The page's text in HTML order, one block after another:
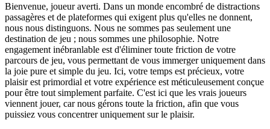
Bienvenue, joueur averti. Dans un monde encombré de distractions
passagères et de plateformes qui exigent plus qu'elles ne donnent,
nous nous distinguons. Nous ne sommes pas seulement une
destination de jeu ; nous sommes une philosophie. Notre
engagement inébranlable est d'éliminer toute friction de votre
parcours de jeu, vous permettant de vous immerger uniquement dans
la joie pure et simple du jeu. Ici, votre temps est précieux, votre
plaisir est primordial et votre expérience est méticuleusement conçue
pour être tout simplement parfaite. C'est ici que les vrais joueurs
viennent jouer, car nous gérons toute la friction, afin que vous
puissiez vous concentrer uniquement sur le plaisir.